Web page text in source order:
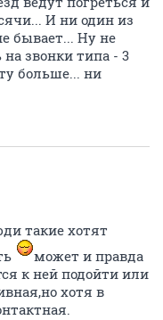
И ни один из
бывает... Ну не
звонки типа - 3
больше... ни
такие хотят
может и правда
к ней подойти или
хотя в